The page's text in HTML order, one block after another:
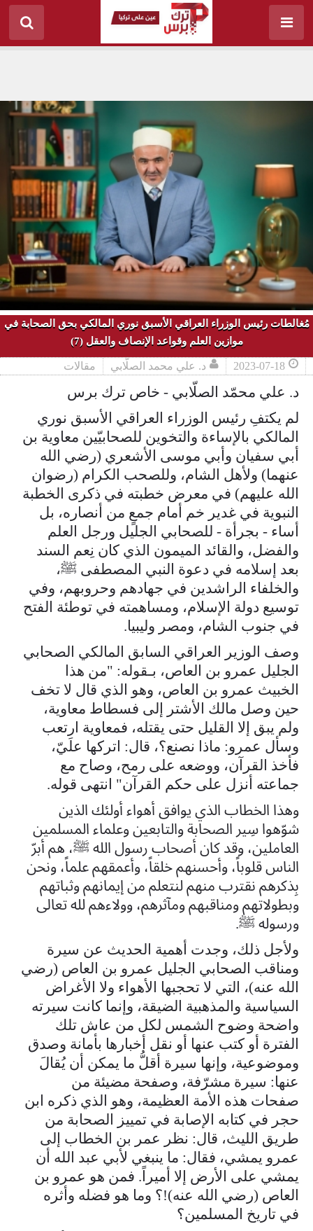
مُغالطات رئيس الوزراء العراقي الأسبق نوري المالكي بحق الصحابة في
موازين العلم وقواعد الإنصاف والعقل (7)
2023-07-18 د. علي محمد الصلّابي مقالات
د. علي محمّد الصلّابي - خاص ترك برس
لم يكتفِ رئيس الوزراء العراقي الأسبق نوري
المالكي بالإساءة والتخوين للصحابيّين معاوية بن
أبي سفيان وأبي موسى الأشعري (رضي الله
عنهما) ولأهل الشام، وللصحب الكرام (رضوان
الله عليهم) في معرض خطبته في ذكرى الخطبة
النبوية في غدير خم أمام جمعٍ من أنصاره، بل
أساء - بجرأة - للصحابي الجليل ورجل العلم
والفضل، والقائد الميمون الذي كان نِعم السند
بعد إسلامه في دعوة النبي المصطفى ﷺ،
والخلفاء الراشدين في جهادهم وحروبهم، وفي
توسيع دولة الإسلام، ومساهمته في توطئة الفتح
في جنوب الشام، ومصر وليبيا.
وصف الوزير العراقي السابق المالكي الصحابي
الجليل عمرو بن العاص، بـقوله: "من هذا
الخبيث عمرو بن العاص، وهو الذي قال لا تخف
حين وصل مالك الأشتر إلى فسطاط معاوية،
ولم يبق إلا القليل حتى يقتله، فمعاوية ارتعب
وسأل عمرو: ماذا نصنع؟، قال: اتركها علَيّ،
فأخذ القرآن، ووضعه على رمح، وصاح مع
جماعته أنزل على حكم القرآن" انتهى قوله.
وهذا الخطاب الذي يوافق أهواء أولئك الذين
شوّهوا سِير الصحابة والتابعين وعلماء المسلمين
العاملين، وقد كان أصحاب رسول الله ﷺ، هم أبرّ
الناس قلوباً، وأحسنهم خلقاً، وأعمقهم علماً، ونحن
بِذكرهم نقترب منهم لنتعلم من إيمانهم وثباتهم
وبطولاتهم ومناقبهم ومآثرهم، وولاءهم لله تعالى
ورسوله ﷺ.
ولأجل ذلك، وجدت أهمية الحديث عن سيرة
ومناقب الصحابي الجليل عمرو بن العاص (رضي
الله عنه)، التي لا تحجبها الأهواء ولا الأغراض
السياسية والمذهبية الضيقة، وإنما كانت سيرته
واضحة وضوح الشمس لكل من عاش تلك
الفترة أو كتب عنها أو نقل أخبارها بأمانة وصدق
وموضوعية، وإنها سيرة أقلُّ ما يمكن أن يُقالَ
عنها: سيرة مشرّفة، وصفحة مضيئة من
صفحات هذه الأمة العظيمة، وهو الذي ذكره ابن
حجر في كتابه الإصابة في تمييز الصحابة من
طريق الليث، قال: نظر عمر بن الخطاب إلى
عمرو يمشي، فقال: ما ينبغي لأبي عبد الله أن
يمشي على الأرض إلا أميراً. فمن هو عمرو بن
العاص (رضي الله عنه)!؟ وما هو فضله وأثره
في تاريخ المسلمين؟